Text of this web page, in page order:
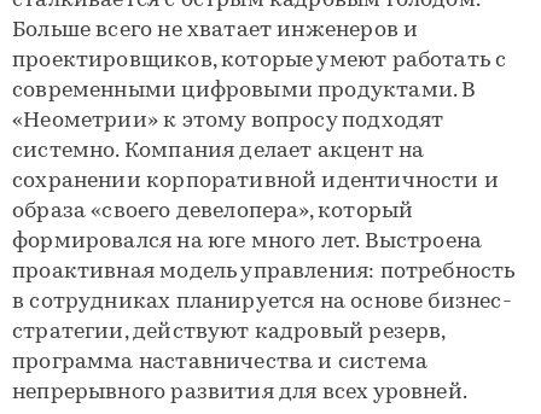
Больше всего не хватает инженеров и
проектировщиков, которые умеют работать с
современными цифровыми продуктами. В
«Неометрии» к этому вопросу подходят
системно. Компания делает акцент на
сохранении корпоративной идентичности и
образа «своего девелопера», который
формировался на юге много лет. Выстроена
проактивная модель управления: потребность
в сотрудниках планируется на основе бизнес-
стратегии, действуют кадровый резерв,
программа наставничества и система
непрерывного развития для всех уровней.